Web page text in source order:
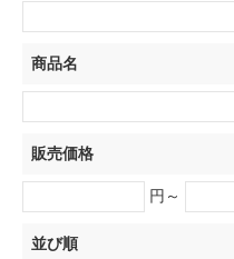
商品名
販売価格
円～
並び順